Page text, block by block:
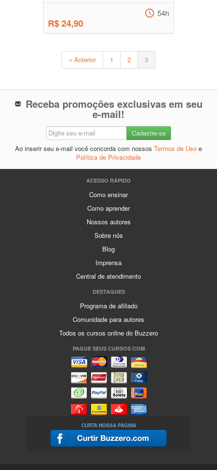
R$ 24,90
54h
« Anterior 1 2 3
Receba promoções exclusivas em seu
e-mail!
Ao inserir seu e-mail você concorda com nossos Termos de Uso e
Política de Privacidade
ACESSO RÁPIDO
Como ensinar
Como aprender
Nossos autores
Sobre nós
Blog
Imprensa
Central de atendimento
DESTAQUES
Programa de afiliado
Comunidade para autores
Todos os cursos online do Buzzero
PAGUE SEUS CURSOS COM
CURTA NOSSA PÁGINA